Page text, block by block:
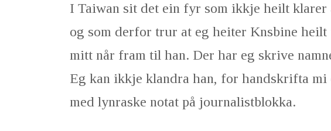
I Taiwan sit det ein fyr som ikkje heilt
og som derfor trur at eg heiter Knsbine
mitt når fram til han. Der har eg skrive
Eg kan ikkje klandra han, for handskrifta mi
med lynraske notat på journalistblokka.